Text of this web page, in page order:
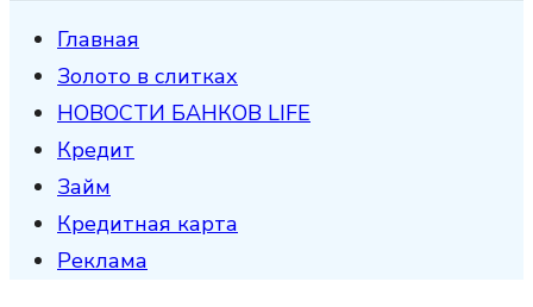
Главная
Золото в слитках
НОВОСТИ БАНКОВ LIFE
Кредит
Займ
Кредитная карта
Реклама